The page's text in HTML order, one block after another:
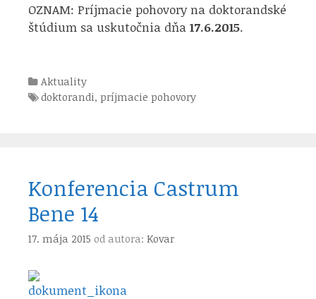
OZNAM: Príjmacie pohovory na doktorandské
štúdium sa uskutočnia dňa 17.6.2015.
Kategórie
Aktuality
Štítky
doktorandi, príjmacie pohovory
Konferencia Castrum
Bene 14
17. mája 2015 od autora: Kovar